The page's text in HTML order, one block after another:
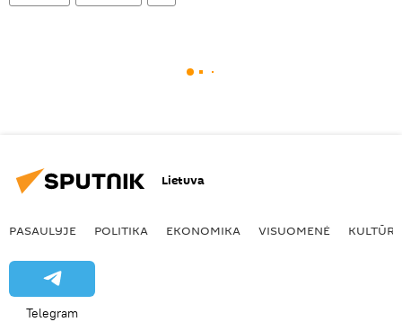
Lietuva
PASAULYJE POLITIKA EKONOMIKA VISUOMENĖ KULTŪRA
Telegram